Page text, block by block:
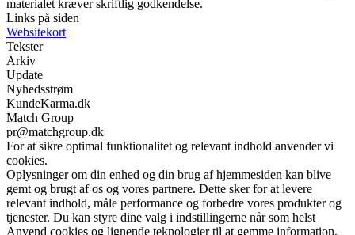
materialet kræver skriftlig godkendelse.
Links på siden
Websitekort
Tekster
Arkiv
Update
Nyhedsstrøm
KundeKarma.dk
Match Group
pr@matchgroup.dk
For at sikre optimal funktionalitet og relevant indhold anvender vi
cookies.
Oplysninger om din enhed og din brug af hjemmesiden kan blive
gemt og brugt af os og vores partnere. Dette sker for at levere
relevant indhold, måle performance og forbedre vores produkter og
tjenester. Du kan styre dine valg i indstillingerne når som helst
Anvend cookies og lignende teknologier til at gemme information,